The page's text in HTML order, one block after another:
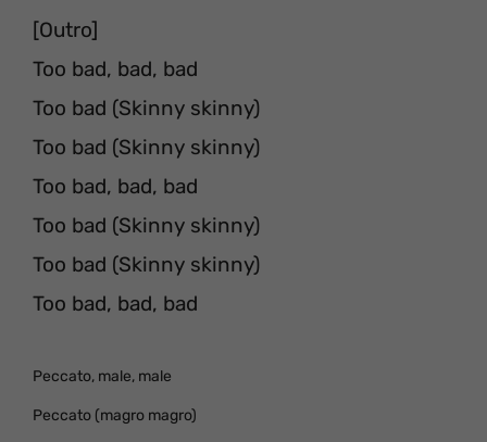
[Outro]
Too bad, bad, bad
Too bad (Skinny skinny)
Too bad (Skinny skinny)
Too bad, bad, bad
Too bad (Skinny skinny)
Too bad (Skinny skinny)
Too bad, bad, bad
Peccato, male, male
Peccato (magro magro)